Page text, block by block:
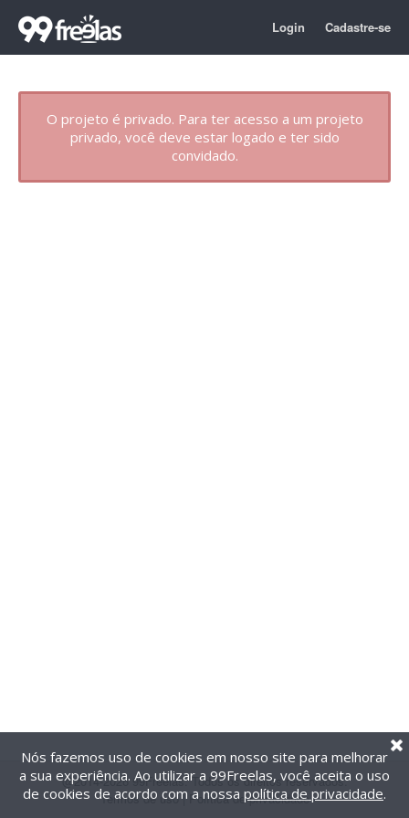
Login Cadastre-se
O projeto é privado. Para ter acesso a um projeto
privado, você deve estar logado e ter sido
convidado.
@2014-2026 99Freelas. Todos os direitos reservados.
Termos de uso| Política de privacidade
Nós fazemos uso de cookies em nosso site para melhorar
a sua experiência. Ao utilizar a 99Freelas, você aceita o uso
de cookies de acordo com a nossa política de privacidade.